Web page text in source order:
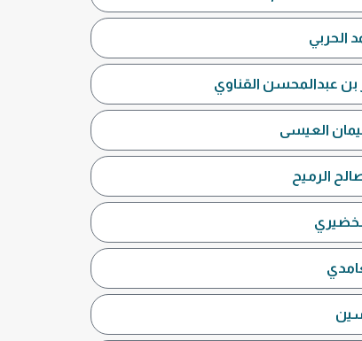
الحربي
بن عبدالمحسن القناوي
العيسى
الرميح